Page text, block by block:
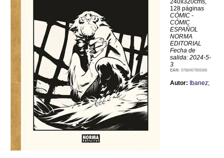
240x320cms,
128 páginas
CÓMIC -
CÓMIC
ESPAÑOL
NORMA
EDITORIAL
Fecha de
salida: 2024-5-
3
EAN: 9788467969368
Autor: Ibanez;